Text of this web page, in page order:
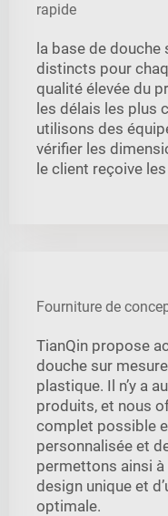
rapide
la base de douche
distincts pour
qualité élevée du
les délais les plus
utilisons des
vérifier les
le client reçoive
Fourniture de
TianQin propose
douche sur
plastique. Il n’y a
produits, et nous
complet possible
personnalisée et
permettons ainsi à
design unique et
optimale.